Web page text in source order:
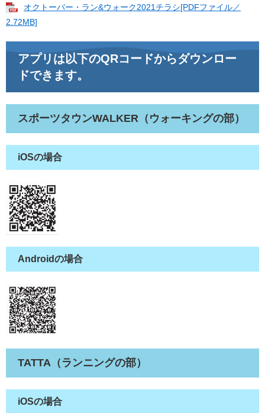
オクトーバー・ラン&ウォーク2021チラシ[PDFファイル／
2.72MB]
アプリは以下のQRコードからダウンロー
ドできます。
スポーツタウンWALKER（ウォーキングの部）
iOSの場合
Androidの場合
TATTA（ランニングの部）
iOSの場合